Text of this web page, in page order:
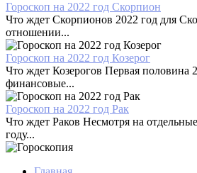
Гороскоп на 2022 год Скорпион
Что ждет Скорпионов 2022 год для
отношении...
Гороскоп на 2022 год Козерог
Что ждет Козерогов Первая половина
финансовые...
Гороскоп на 2022 год Рак
Что ждет Раков Несмотря на
году...